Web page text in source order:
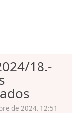
18.-
de 2024. 12:51